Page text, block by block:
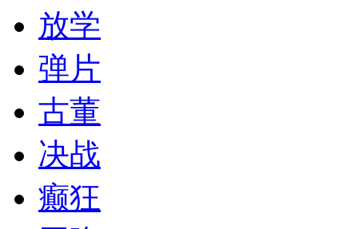
放学
弹片
古董
决战
癫狂